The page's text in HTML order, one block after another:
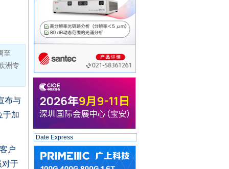
至
洲专
布与
于加
户
对于
Date Express